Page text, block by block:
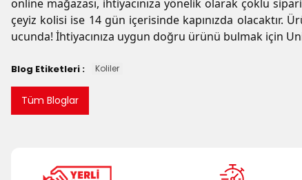
online mağazası, ihtiyacınıza yönelik olarak çoklu
çeyiz kolisi ise 14 gün içerisinde kapınızda olacaktır.
ucunda! İhtiyacınıza uygun doğru ürünü bulmak için
Blog Etiketleri : Koliler
Tüm Bloglar